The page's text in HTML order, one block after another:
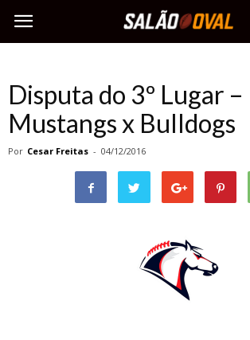
Disputa do 3º Lugar –
Mustangs x Bulldogs
Por Cesar Freitas - 04/12/2016